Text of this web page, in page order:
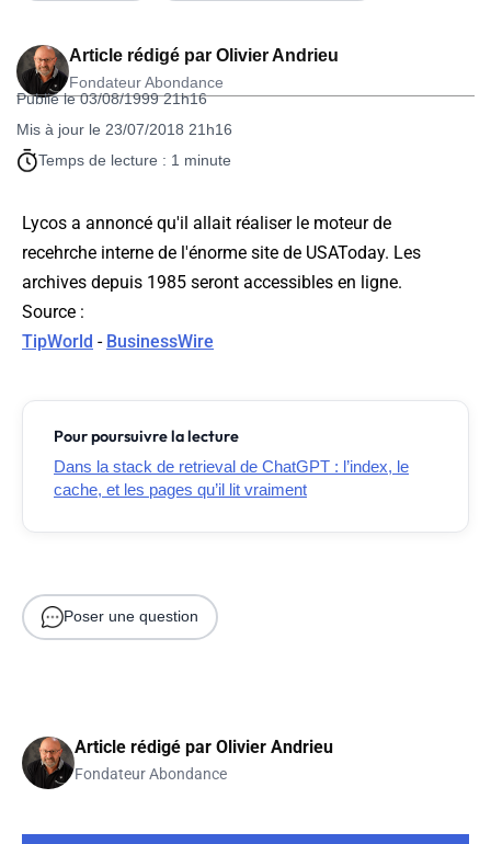
Article rédigé par Olivier Andrieu
Fondateur Abondance
Publié le 03/08/1999 21h16
Mis à jour le 23/07/2018 21h16
Temps de lecture : 1 minute
Lycos a annoncé qu'il allait réaliser le moteur de
recehrche interne de l'énorme site de USAToday. Les
archives depuis 1985 seront accessibles en ligne.
Source :
TipWorld - BusinessWire
Pour poursuivre la lecture
Dans la stack de retrieval de ChatGPT : l’index, le
cache, et les pages qu’il lit vraiment
Poser une question
Article rédigé par Olivier Andrieu
Fondateur Abondance